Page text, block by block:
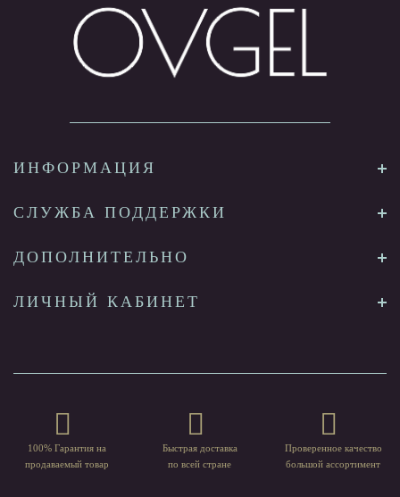
ИНФОРМАЦИЯ
СЛУЖБА ПОДДЕРЖКИ
ДОПОЛНИТЕЛЬНО
ЛИЧНЫЙ КАБИНЕТ
100% Гарантия на
продаваемый товар
Быстрая доставка
по всей стране
Проверенное качество
большой ассортимент